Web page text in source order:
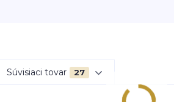
Súvisiaci tovar 27